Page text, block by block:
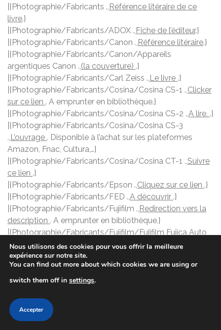
|{Photographie/Fabricants ., Référence litéraire de ce
livre.}
|{Photographie/Fabricants/ADOX ., Fiche de l’éditeur.}
|{Photographie/Fabricants/Canon ., Référence litéraire.}
|{Photographie/Fabricants/Canon/Appareils
argentiques Canon ., (la couverture) .}
|{Photographie/Fabricants/Carl Zeiss ., Le livre .}
|{Photographie/Fabricants/Cosina/Cosina CS-1 ., Clicker
sur ce lien . A emprunter en bibliothèque.}
|{Photographie/Fabricants/Cosina/Cosina CS-2 ., A lire. .}
|{Photographie/Fabricants/Cosina/Cosina CS-3
., L’ouvrage . Disponible à l’achat sur les plateformes
Amazon, Fnac, Cultura,…}
|{Photographie/Fabricants/Cosina/Cosina CT-1 ., Suivre
ce lien .}
|{Photographie/Fabricants/Epson ., Cliquez sur ce lien .}
|{Photographie/Fabricants/FED ., A découvrir .}
|{Photographie/Fabricants/Fujifilm ., Redirection vers la
description . A emprunter en bibliothèque.}
|{Photographie/Fabricants/Fujifilm/Fujifilm Fujica Auto
Strobo 300 X .,Redirection vers l’ouvrage . Ouvrage de
référence.}
|{Photographie/Fabricants/Fujifilm/Fujifilm Fujica AX-3
.,Pour en savoir plus.}
|{Photographie/Fabricants/Kodak/Appareils
argentiques Kodak .,
Nous utilisons des cookies pour vous offrir la meilleure
expérience sur notre site.
You can find out more about which cookies we are using or
switch them off in settings.
Accepter